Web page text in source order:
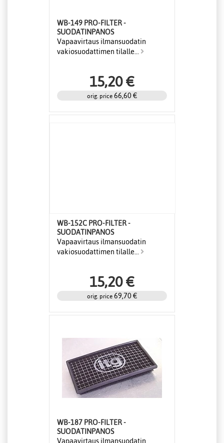
WB-149 PRO-FILTER -
SUODATINPANOS
Vapaavirtaus ilmansuodatin
vakiosuodattimen tilalle...
15,20 €
orig. price 66,60 €
WB-152C PRO-FILTER -
SUODATINPANOS
Vapaavirtaus ilmansuodatin
vakiosuodattimen tilalle...
15,20 €
orig. price 69,70 €
WB-187 PRO-FILTER -
SUODATINPANOS
Vapaavirtaus ilmansuodatin